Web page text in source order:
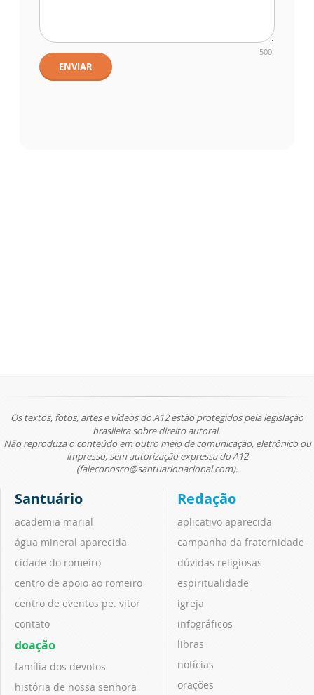
500
ENVIAR
Os textos, fotos, artes e vídeos do A12 estão protegidos pela legislação
brasileira sobre direito autoral.
Não reproduza o conteúdo em outro meio de comunicação, eletrônico ou
impresso, sem autorização expressa do A12
(faleconosco@santuarionacional.com).
Santuário
academia marial
água mineral aparecida
cidade do romeiro
centro de apoio ao romeiro
centro de eventos pe. vitor
contato
doação
família dos devotos
história de nossa senhora
Redação
aplicativo aparecida
campanha da fraternidade
dúvidas religiosas
espiritualidade
igreja
infográficos
libras
notícias
orações